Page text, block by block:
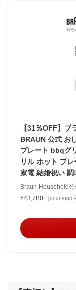
【31％OFF】
BRAUN 公式 お
プレート bbqグ
リル ホット プ
家電 結婚祝い 調
Braun Household
¥43,780
（2026/08/